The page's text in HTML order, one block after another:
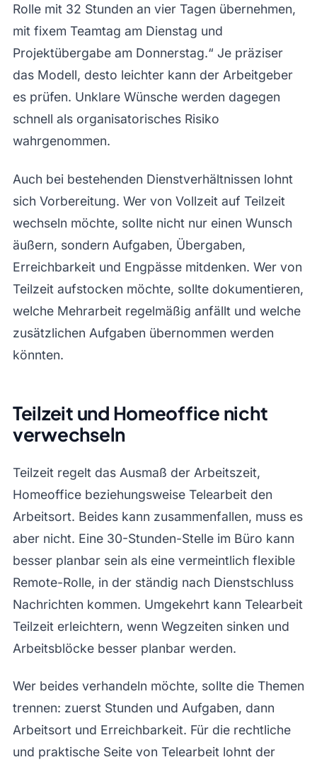
Rolle mit 32 Stunden an vier Tagen übernehmen,
mit fixem Teamtag am Dienstag und
Projektübergabe am Donnerstag.“ Je präziser
das Modell, desto leichter kann der Arbeitgeber
es prüfen. Unklare Wünsche werden dagegen
schnell als organisatorisches Risiko
wahrgenommen.
Auch bei bestehenden Dienstverhältnissen lohnt
sich Vorbereitung. Wer von Vollzeit auf Teilzeit
wechseln möchte, sollte nicht nur einen Wunsch
äußern, sondern Aufgaben, Übergaben,
Erreichbarkeit und Engpässe mitdenken. Wer von
Teilzeit aufstocken möchte, sollte dokumentieren,
welche Mehrarbeit regelmäßig anfällt und welche
zusätzlichen Aufgaben übernommen werden
könnten.
Teilzeit und Homeoffice nicht
verwechseln
Teilzeit regelt das Ausmaß der Arbeitszeit,
Homeoffice beziehungsweise Telearbeit den
Arbeitsort. Beides kann zusammenfallen, muss es
aber nicht. Eine 30-Stunden-Stelle im Büro kann
besser planbar sein als eine vermeintlich flexible
Remote-Rolle, in der ständig nach Dienstschluss
Nachrichten kommen. Umgekehrt kann Telearbeit
Teilzeit erleichtern, wenn Wegzeiten sinken und
Arbeitsblöcke besser planbar werden.
Wer beides verhandeln möchte, sollte die Themen
trennen: zuerst Stunden und Aufgaben, dann
Arbeitsort und Erreichbarkeit. Für die rechtliche
und praktische Seite von Telearbeit lohnt der